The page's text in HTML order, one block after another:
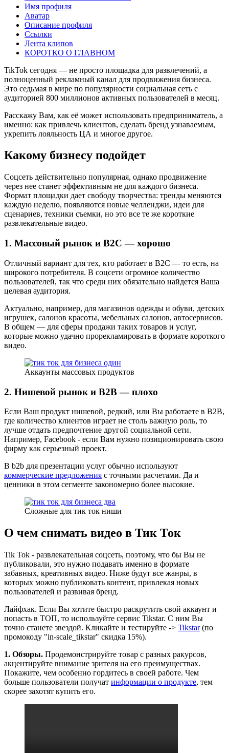
Имя профиля
Аватар
Описание профиля
Ссылки
Лента клипов
КОРОТКО О ГЛАВНОМ
TikTok сегодня — не просто площадка для развлечений, а
полноценный рекламный канал для продвижения бизнеса.
Это седьмая в мире по популярности социальная сеть с
аудиторией 800 миллионов активных пользователей в месяц.
Расскажу Вам, как её может использовать предприниматель, а
именно: как привлечь клиентов, сделать бренд узнаваемым,
укрепить лояльность ЦА и многое другое.
Какому бизнесу подойдет
Соцсеть действительно популярная, однако продвижение
через нее станет эффективным не для каждого бизнеса.
Формат площадки дает свободу творчества: тренды меняются
каждую неделю, появляются новые челленджи, идеи для
сценариев, техники съемки, но это все те же короткие
развлекательные видео.
1. Массовый рынок и B2C — хорошо
Отличный вариант для тех, кто работает в B2C — то есть, на
широкого потребителя. В соцсети огромное количество
пользователей, так что среди них обязательно найдется Ваша
целевая аудитория.
Актуально, например, для магазинов одежды и обуви, детских
игрушек, салонов красоты, мебельных салонов, автосервисов.
В общем — для сферы продажи таких товаров и услуг,
которые можно удачно прорекламировать в формате короткого
видео.
Аккаунты массовых продуктов
2. Нишевой рынок и B2B — плохо
Если Ваш продукт нишевой, редкий, или Вы работаете в B2B,
где количество клиентов играет не столь важную роль, то
лучше отдать предпочтение другой социальной сети.
Например, Facebook - если Вам нужно позиционировать свою
фирму как серьезный проект.
В b2b для презентации услуг обычно используют
коммерческие предложения с точными расчетами. Да и
ценники в этом сегменте закономерно более высокие.
Сложные для тик ток ниши
О чем снимать видео в Тик Ток
Tik Tok - развлекательная соцсеть, поэтому, что бы Вы не
публиковали, это нужно подавать именно в формате
забавных, креативных видео. Ниже будут все жанры, в
которых можно публиковать контент, привлекая новых
пользователей и развивая бренд.
Лайфхак. Если Вы хотите быстро раскрутить свой аккаунт и
попасть в ТОП, то используйте сервис Tikstar. С ним Вы
точно станете звездой. Кликайте и тестируйте -> Tikstar(по
промокоду "in-scale_tikstar" скидка 15%).
1. Обзоры. Продемонстрируйте товар с разных ракурсов,
акцентируйте внимание зрителя на его преимуществах.
Покажите, чем особенно гордитесь в своей работе. Чем
больше пользователи получат информации о продукте, тем
скорее захотят купить его.